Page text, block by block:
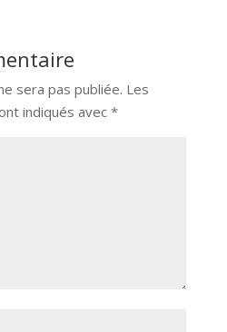
sera pas publiée. Les
indiqués avec *